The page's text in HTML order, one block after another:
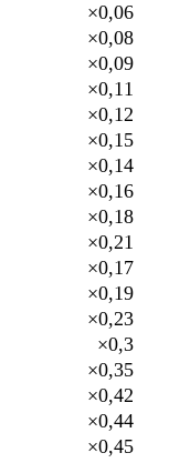
×0,06
×0,08
×0,09
×0,11
×0,12
×0,15
×0,14
×0,16
×0,18
×0,21
×0,17
×0,19
×0,23
×0,3
×0,35
×0,42
×0,44
×0,45